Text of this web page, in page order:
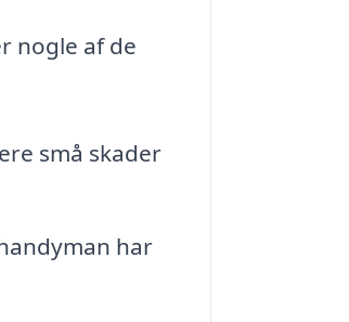
nogle af de
små skader
har